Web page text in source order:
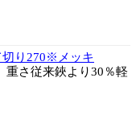
切り270※メッキ
重さ従来鋏より30％軽